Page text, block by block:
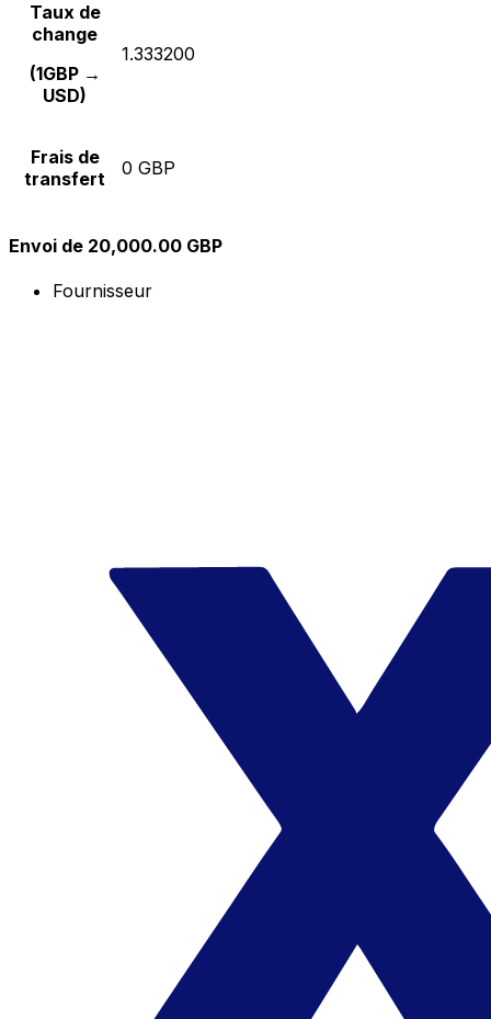
Taux de
change
(1GBP →
USD)
1.333200
Frais de
transfert
0 GBP
Envoi de 20,000.00 GBP
Fournisseur